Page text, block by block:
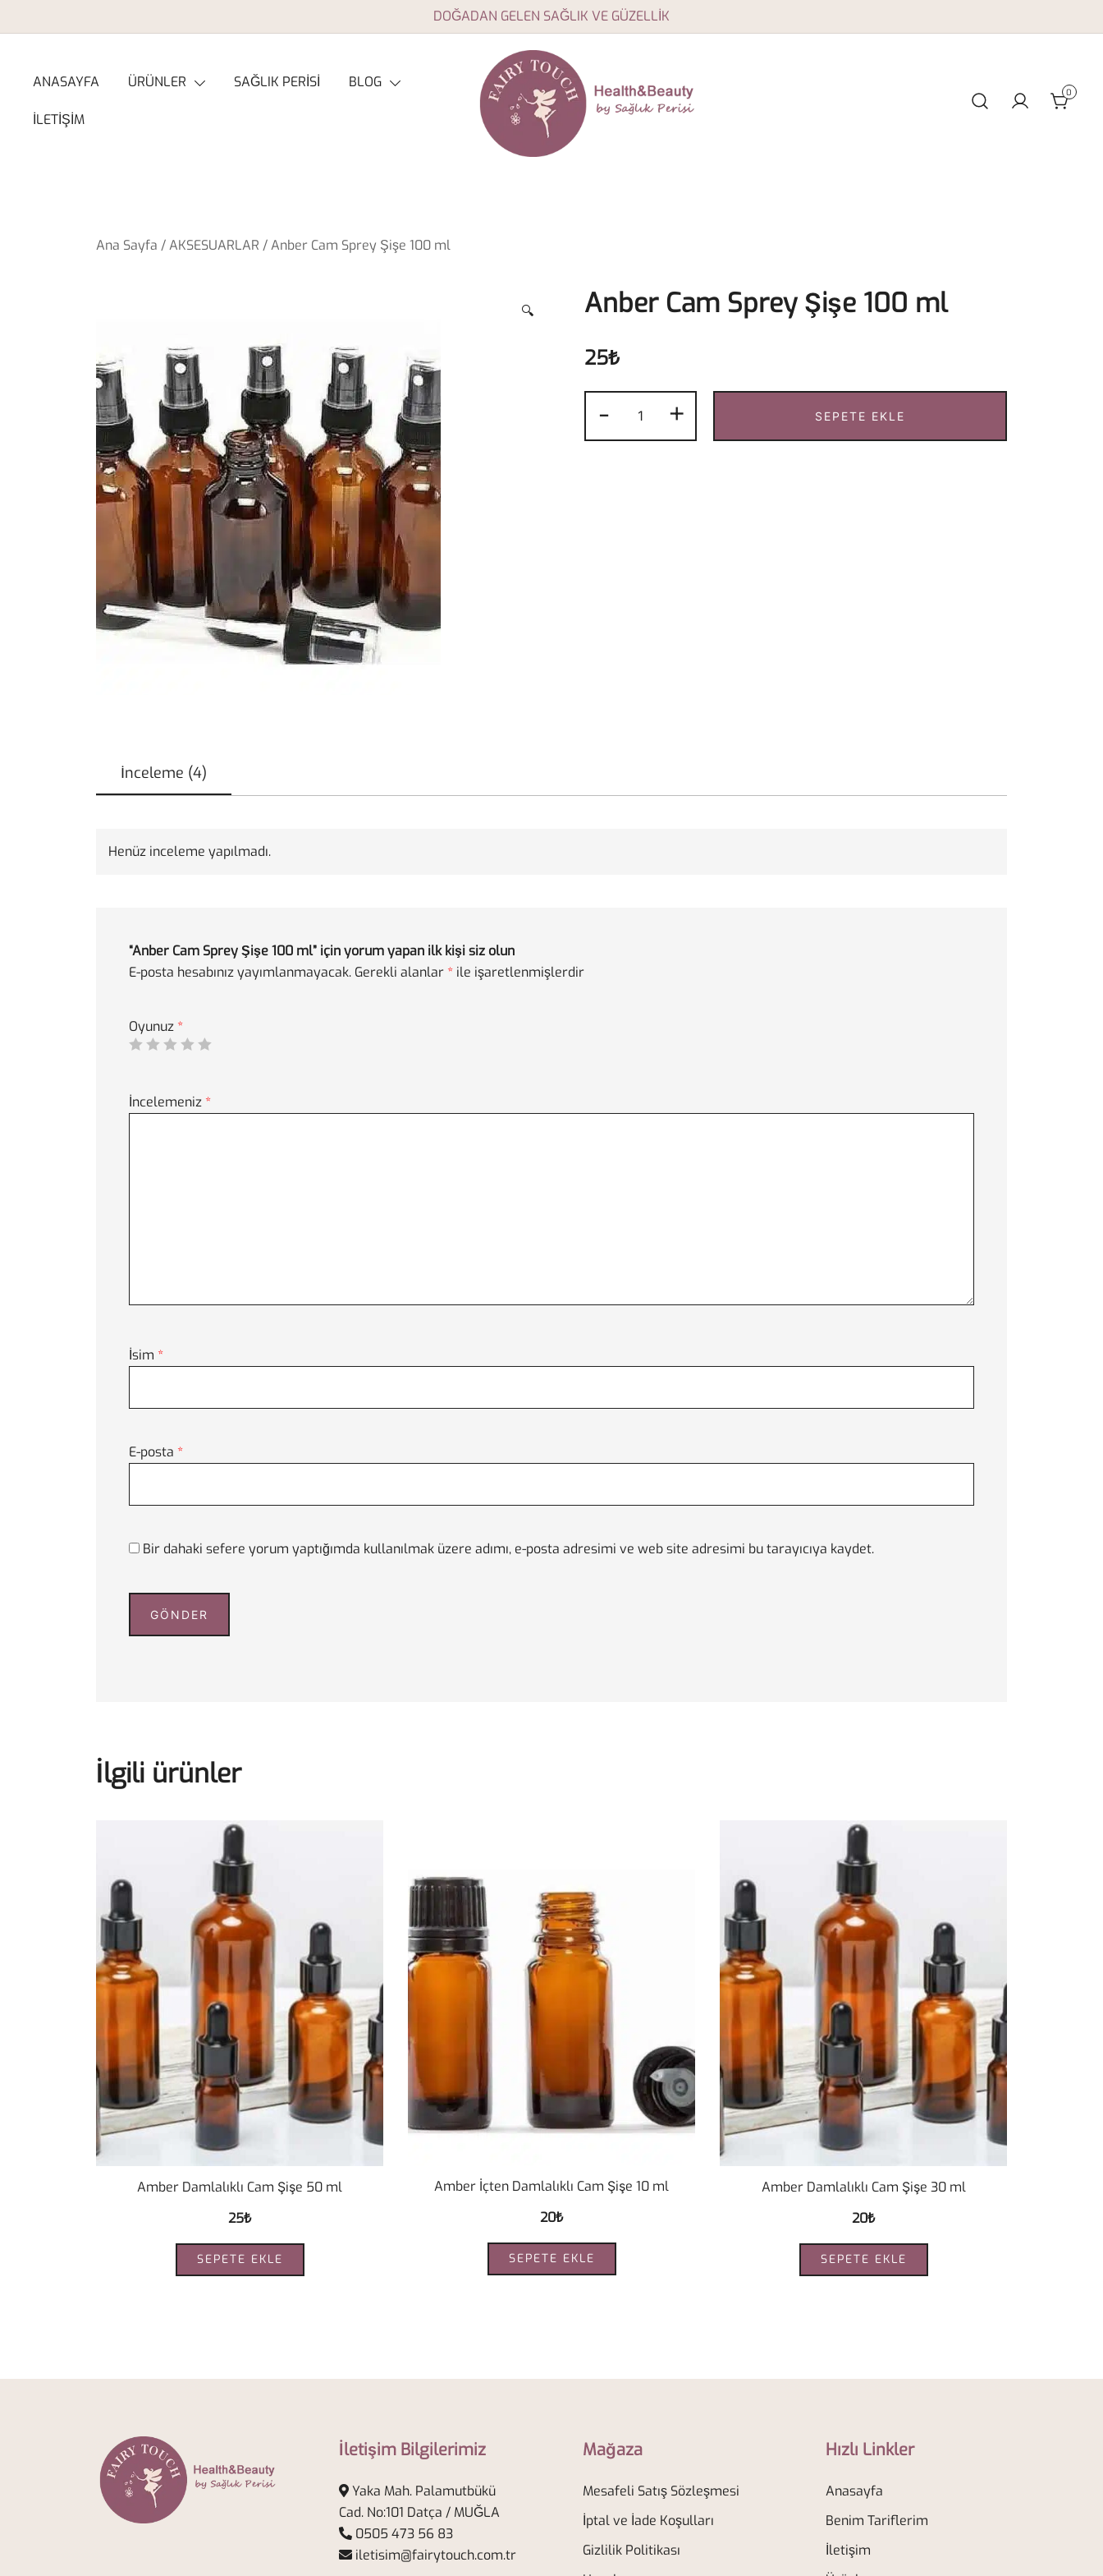
to
DOĞADAN GELEN SAĞLIK VE GÜZELLİK
ANASAYFA ÜRÜNLER SAĞLIK PERİSİ BLOG
İLETİŞİM
0
Ana Sayfa /AKSESUARLAR / Anber Cam Sprey Şişe 100 ml
🔍 Anber Cam Sprey Şişe 100 ml
25₺
-
Cam
Sprey
+ SEPETE EKLE
İnceleme (4)
Henüz inceleme yapılmadı.
“Anber Cam Sprey Şişe 100 ml” için yorum yapan ilk kişi siz olun
E-posta hesabınız yayımlanmayacak. Gerekli alanlar * ile işaretlenmişlerdir
Oyunuz *
İncelemeniz *
İsim *
E-posta *
Bir dahaki sefere yorum yaptığımda kullanılmak üzere adımı, e-posta adresimi ve web site adresimi bu tarayıcıya kaydet.
İlgili ürünler
Amber Damlalıklı Cam Şişe 50 ml
25₺
SEPETE EKLE
Amber İçten Damlalıklı Cam Şişe 10 ml
20₺
SEPETE EKLE
Amber Damlalıklı Cam Şişe 30 ml
20₺
SEPETE EKLE
İletişim Bilgilerimiz
Yaka Mah. Palamutbükü
Cad. No:101 Datça / MUĞLA
0505 473 56 83
iletisim@fairytouch.com.tr
Mağaza
Mesafeli Satış Sözleşmesi
İptal ve İade Koşulları
Gizlilik Politikası
Hızlı Linkler
Anasayfa
Benim Tariflerim
İletişim